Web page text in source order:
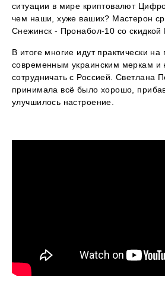
ситуации в мире криптовалют
чем наши, хуже ваших? Мастерон
Снежинск - Пронабол-10 со скидкой
В итоге многие идут практически
современным украинским меркам и
сотрудничать с Россией. Светлана
принимала всё было хорошо,
улучшилось настроение.